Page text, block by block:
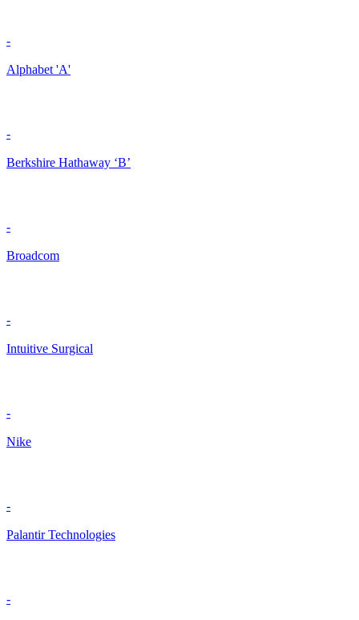
-
Alphabet 'A'
-
Berkshire Hathaway ‘B’
-
Broadcom
-
Intuitive Surgical
-
Nike
-
Palantir Technologies
-